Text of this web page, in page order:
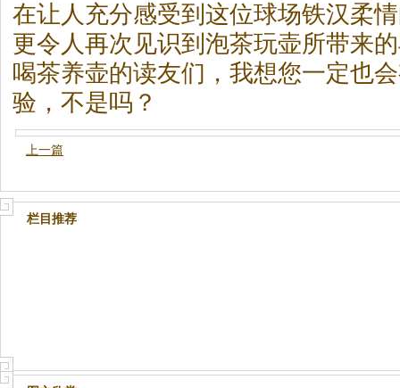
在让人充分感受到这位球场铁汉柔
更令人再次见识到泡茶玩壶所带来
喝茶养壶的读友们，我想您一定也
验，不是吗？
上一篇
栏目推荐